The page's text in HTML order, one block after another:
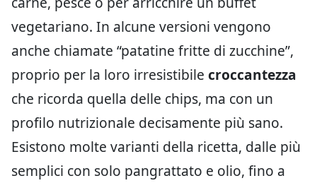
vegetariano. In alcune versioni vengono
anche chiamate “patatine fritte di zucchine”,
proprio per la loro irresistibile croccantezza
che ricorda quella delle chips, ma con un
profilo nutrizionale decisamente più sano.
Esistono molte varianti della ricetta, dalle più
semplici con solo pangrattato e olio, fino a